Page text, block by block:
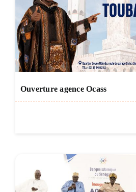
Ouverture agence Ocass